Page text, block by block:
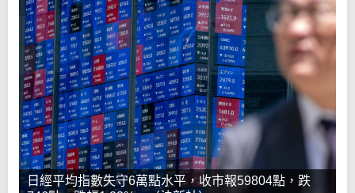
日經平均指數失守6萬點水平，收市報59804點，跌